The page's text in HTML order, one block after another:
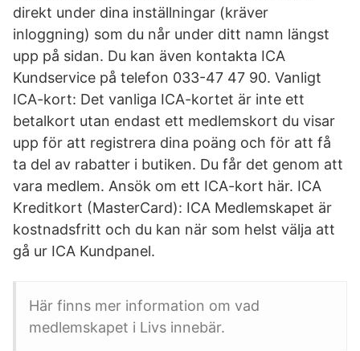
direkt under dina inställningar (kräver
inloggning) som du når under ditt namn längst
upp på sidan. Du kan även kontakta ICA
Kundservice på telefon 033-47 47 90. Vanligt
ICA-kort: Det vanliga ICA-kortet är inte ett
betalkort utan endast ett medlemskort du visar
upp för att registrera dina poäng och för att få
ta del av rabatter i butiken. Du får det genom att
vara medlem. Ansök om ett ICA-kort här. ICA
Kreditkort (MasterCard): ICA Medlemskapet är
kostnadsfritt och du kan när som helst välja att
gå ur ICA Kundpanel.
Här finns mer information om vad
medlemskapet i Livs innebär.